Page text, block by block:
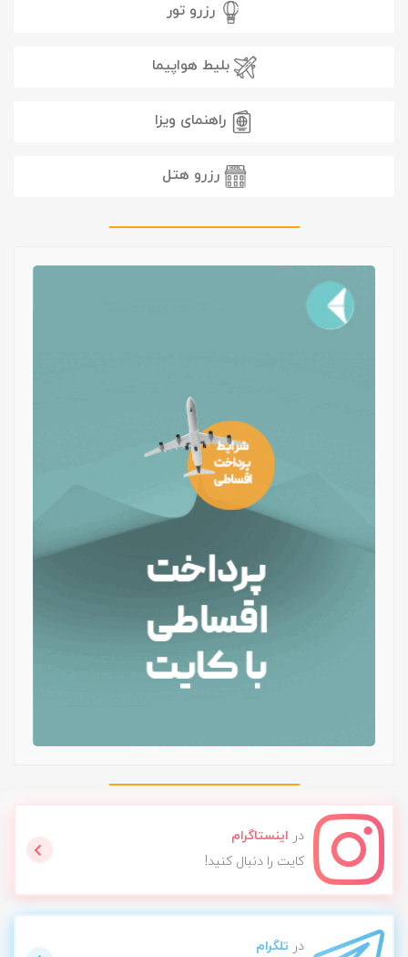
رزرو تور
بلیط هواپیما
راهنمای ویزا
رزرو هتل
در اینستاگرام
کایت را دنبال کنید!
در تلگرام